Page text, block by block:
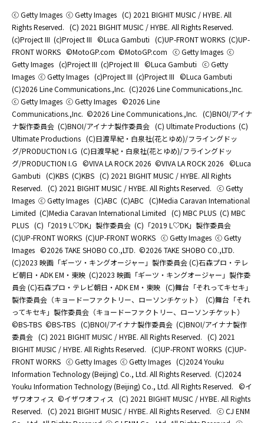
ⓒ Getty Images ⓒ Getty Images (C) 2021 BIGHIT MUSIC / HYBE. All
Rights Reserved. (C) 2021 BIGHIT MUSIC / HYBE. All Rights Reserved.
(c)Project III (c)Project III ©Luca Gambuti (C)UP-FRONT WORKS (C)UP-
FRONT WORKS ©MotoGP.com ©MotoGP.com ⓒ Getty Images ⓒ
Getty Images (c)Project III (c)Project III ©Luca Gambuti ⓒ Getty
Images ⓒ Getty Images (c)Project III (c)Project III ©Luca Gambuti
(C)2026 Line Communications.,Inc. (C)2026 Line Communications.,Inc.
ⓒ Getty Images ⓒ Getty Images ©2026 Line
Communications.,Inc. ©2026 Line Communications.,Inc. (C)BNOI/アイナ
ナ製作委員会 (C)BNOI/アイナナ製作委員会 (C) Ultimate Productions (C)
Ultimate Productions (C)日渡早紀・白泉社(花とゆめ)/フライングドッ
グ/PRODUCTION I.G (C)日渡早紀・白泉社(花とゆめ)/フライングドッ
グ/PRODUCTION I.G ©️VIVA LA ROCK 2026 ©️VIVA LA ROCK 2026 ©Luca
Gambuti (C)KBS (C)KBS (C) 2021 BIGHIT MUSIC / HYBE. All Rights
Reserved. (C) 2021 BIGHIT MUSIC / HYBE. All Rights Reserved. ⓒ Getty
Images ⓒ Getty Images (C)ABC (C)ABC (C)Media Caravan International
Limited (C)Media Caravan International Limited (C) MBC PLUS (C) MBC
PLUS (C)「2019 L♡DK」製作委員会 (C)「2019 L♡DK」製作委員会
(C)UP-FRONT WORKS (C)UP-FRONT WORKS ⓒ Getty Images ⓒ Getty
Images ©2026 TAKE SHOBO CO.,LTD. ©2026 TAKE SHOBO CO.,LTD.
(C)2023 映画「ギーツ・キングオージャー」製作委員会 (C)石森プロ・テレ
ビ朝日・ADK EM・東映 (C)2023 映画「ギーツ・キングオージャー」製作委
員会 (C)石森プロ・テレビ朝日・ADK EM・東映 (C)舞台「それってキセキ」
製作委員会（キョードーファクトリー、ローソンチケット）
(C)舞台「それ
ってキセキ」製作委員会（キョードーファクトリー、ローソンチケット）
©BS-TBS ©BS-TBS (C)BNOI/アイナナ製作委員会 (C)BNOI/アイナナ製作
委員会 (C) 2021 BIGHIT MUSIC / HYBE. All Rights Reserved. (C) 2021
BIGHIT MUSIC / HYBE. All Rights Reserved. (C)UP-FRONT WORKS (C)UP-
FRONT WORKS ⓒ Getty Images ⓒ Getty Images (C)2024 Youku
Information Technology (Beijing) Co., Ltd. All Rights Reserved. (C)2024
Youku Information Technology (Beijing) Co., Ltd. All Rights Reserved. ©イ
ザワオフィス ©イザワオフィス
(C) 2021 BIGHIT MUSIC / HYBE. All Rights
Reserved. (C) 2021 BIGHIT MUSIC / HYBE. All Rights Reserved. ⓒ CJ ENM